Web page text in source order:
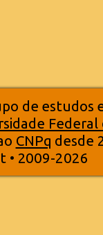
de estudos
Federal
CNPq desde
• 2009-2026